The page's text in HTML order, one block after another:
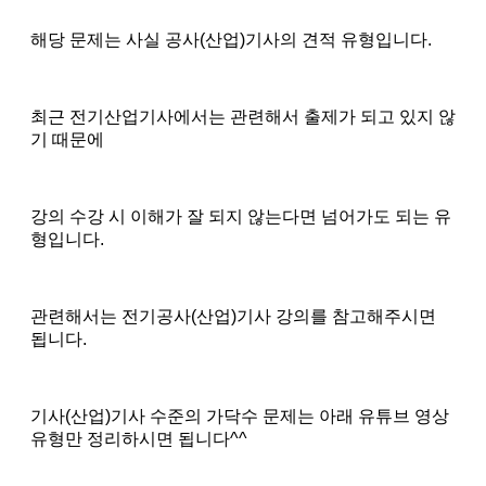
해당 문제는 사실 공사(산업)기사의 견적 유형입니다.
최근 전기산업기사에서는 관련해서 출제가 되고 있지 않
기 때문에
강의 수강 시 이해가 잘 되지 않는다면 넘어가도 되는 유
형입니다.
관련해서는 전기공사(산업)기사 강의를 참고해주시면
됩니다.
기사(산업)기사 수준의 가닥수 문제는 아래 유튜브 영상
유형만 정리하시면 됩니다^^